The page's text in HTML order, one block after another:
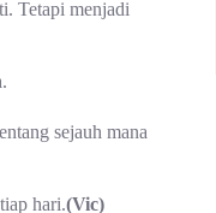
Tetapi menjadi
sejauh mana
hari.(Vic)